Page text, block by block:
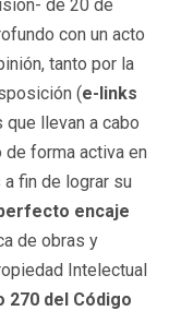
de 20 de
con un acto
tanto por la
(e-links
llevan a cabo
forma activa en
fin de lograr su
encaje
de obras y
Intelectual
270 del Código